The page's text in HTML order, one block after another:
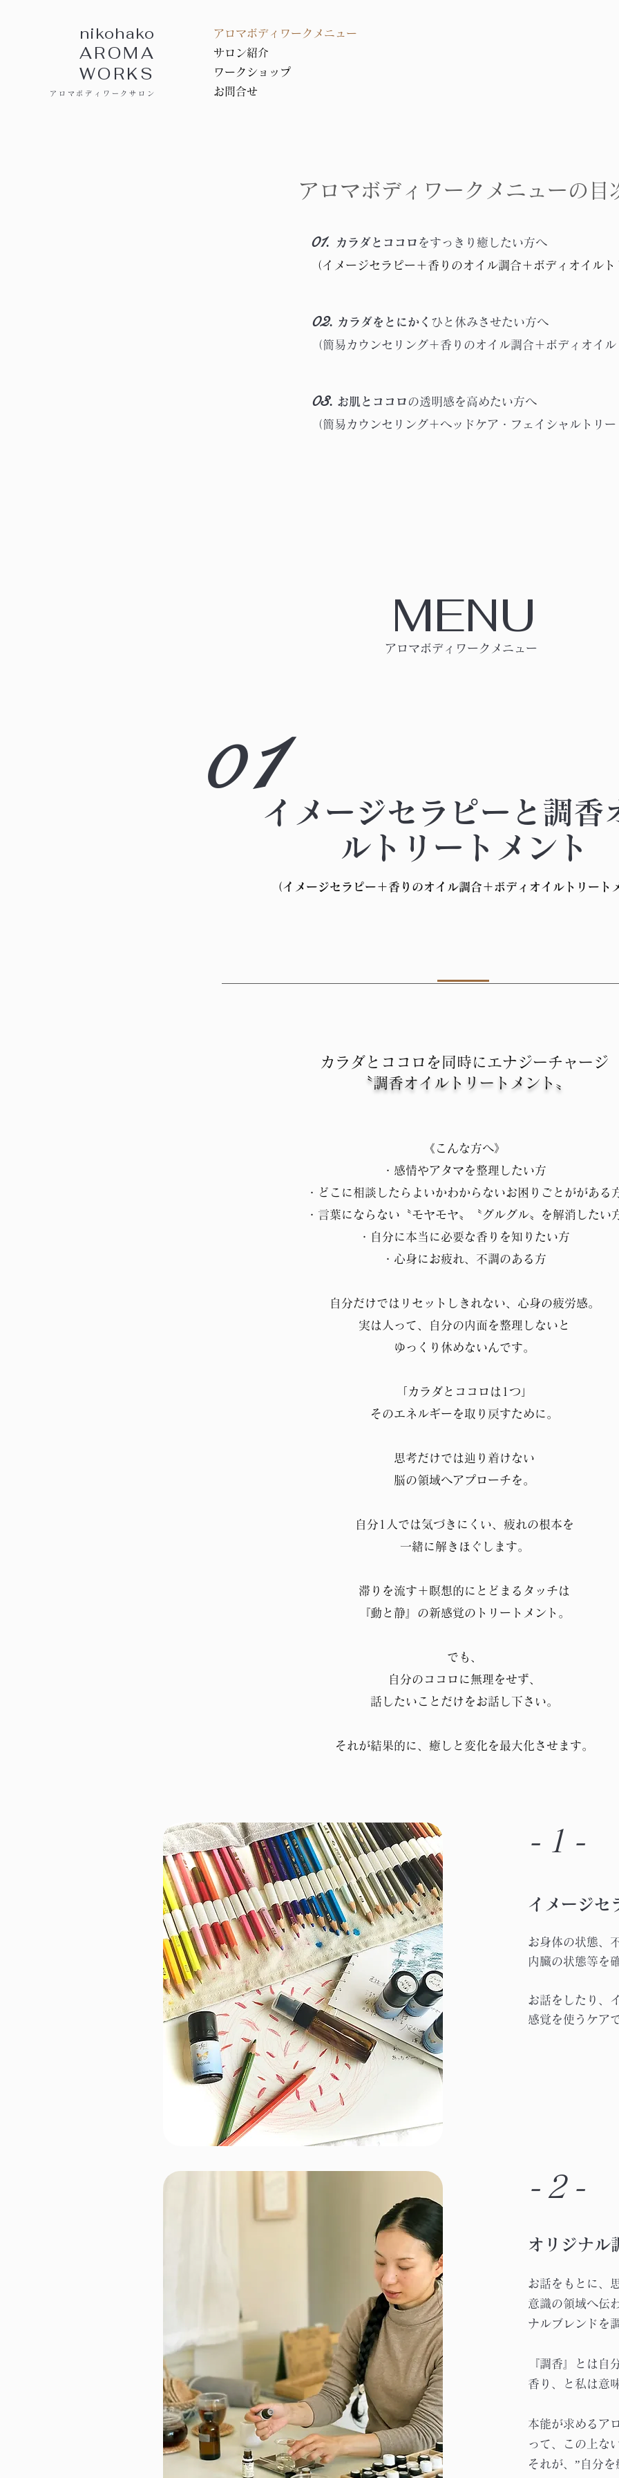
nikohako
AROMA
WORKS
アロマボディワークサロン
アロマボディワークメニュー
サロン紹介
ワークショップ
お問合せ
アロマボディワークメニューの目
01. カラダとココロ をすっきり癒したい方へ
（イメージセラピー＋香りのオイル調合＋ボディオイル
02. カラダをとにかく ひと休みさせたい方へ
（簡易カウンセリング＋香りのオイル調合＋ボディオイ
03. お肌とココロ の透明感を高めたい方へ
（簡易カウンセリング＋ヘッドケア・フェイシャルトリ
MENU
アロマボディワークメニュー
01イメージセラピーと調香
ルトリートメント
（イメージセラピー＋香りのオイル調合＋ボディオイルトリート
カラダとココロを同時にエナジーチャージ
〝調香オイルトリートメント〟
《こんな方へ》
・感情やアタマを整理したい方
・どこに相談したらよいかわからないお困りごとががある
・言葉にならない〝モヤモヤ〟〝グルグル〟を解消したい
・自分に本当に必要な香りを知りたい方
・心身にお疲れ、不調のある方
自分だけではリセットしきれない、心身の疲労感。
実は人って、自分の内面を整理しないと
ゆっくり休めないんです。
「カラダとココロは1つ」
そのエネルギーを取り戻すために。
思考だけでは辿り着けない
脳の領域へアプローチを。
自分1人では気づきにくい、疲れの根本を
一緒に解きほぐします。
滞りを流す＋瞑想的にとどまるタッチは
『動と静』の新感覚のトリートメント。
でも、
自分のココロに無理をせず、
話したいことだけをお話し下さい。
それが結果的に、癒しと変化を最大化させます。
-1-
イメージセ
お身体の状態、
内臓の状態等を
お話をしたり、
感覚を使うケア
-2-
オリジナル
お話をもとに、
意識の領域へ伝
ナルブレンドを
『調香』とは自
香り、と私は意
本能が求めるア
って、この上な
それが、”自分